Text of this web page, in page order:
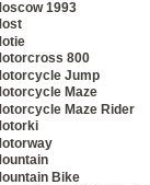
1993
800
Jump
Maze
Maze Rider
Bike